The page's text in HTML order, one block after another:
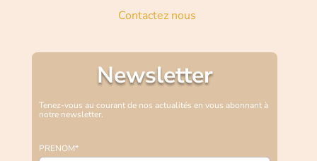
Contactez nous
Newsletter
Tenez-vous au courant de nos actualités en vous abonnant à
notre newsletter.
PRENOM*